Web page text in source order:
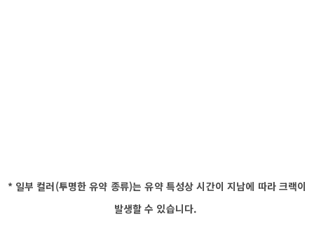
* 일부 컬러(투명한 유약 종류)는 유약 특성상 시간이 지남에 따라 크랙이
발생할 수 있습니다.